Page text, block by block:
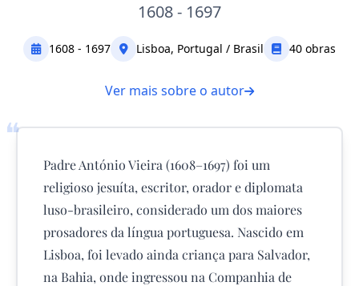
1608 - 1697
1608 - 1697 Lisboa, Portugal / Brasil 40 obras
Ver mais sobre o autor
❝
Padre António Vieira (1608–1697) foi um
religioso jesuíta, escritor, orador e diplomata
luso-brasileiro, considerado um dos maiores
prosadores da língua portuguesa. Nascido em
Lisboa, foi levado ainda criança para Salvador,
na Bahia, onde ingressou na Companhia de